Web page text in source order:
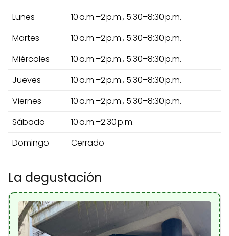
Lunes
10 a.m.–2 p.m., 5:30–8:30 p.m.
Martes
10 a.m.–2 p.m., 5:30–8:30 p.m.
Miércoles
10 a.m.–2 p.m., 5:30–8:30 p.m.
Jueves
10 a.m.–2 p.m., 5:30–8:30 p.m.
Viernes
10 a.m.–2 p.m., 5:30–8:30 p.m.
Sábado
10 a.m.–2:30 p.m.
Domingo
Cerrado
La degustación